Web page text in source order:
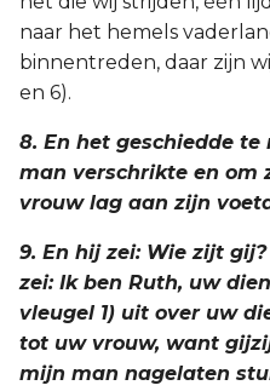
naar het hemels
binnentreden, daar zijn
en 6).
8. En het geschiedde
man verschrikte en om
vrouw lag aan zijn
9. En hij zei: Wie zijt
zei: Ik ben Ruth, uw
vleugel 1) uit over uw
tot uw vrouw, want
mijn man nagelaten